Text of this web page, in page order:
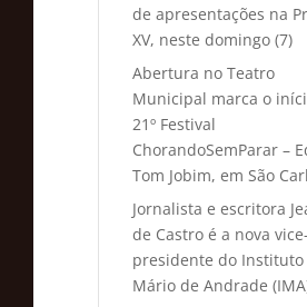
de apresentações na
XV, neste domingo (7)
Abertura no Teatro
Municipal marca o
21º Festival
ChorandoSemParar –
Tom Jobim, em São
Jornalista e escritora
de Castro é a nova vice-
presidente do Instituto
Mário de Andrade